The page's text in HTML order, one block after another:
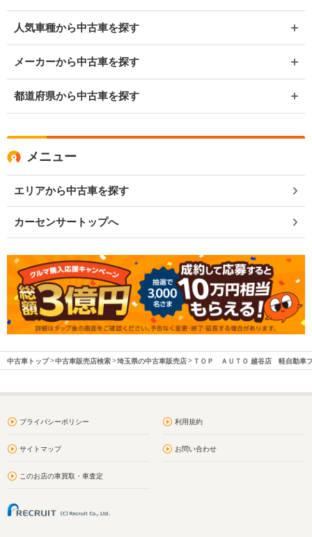
人気車種から中古車を探す
メーカーから中古車を探す
都道府県から中古車を探す
メニュー
エリアから中古車を探す
カーセンサートップへ
中古車トップ 中古車販売店検索 埼玉県の中古車販売店 ＴＯＰ ＡＵＴＯ 越谷店 軽自動車
プライバシーポリシー 利用規約
サイトマップ お問い合わせ
このお店の車買取・車査定